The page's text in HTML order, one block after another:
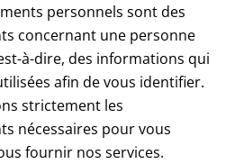
personnels sont des
concernant une personne
à-dire, des informations qui
afin de vous identifier.
strictement les
nécessaires pour vous
fournir nos services.